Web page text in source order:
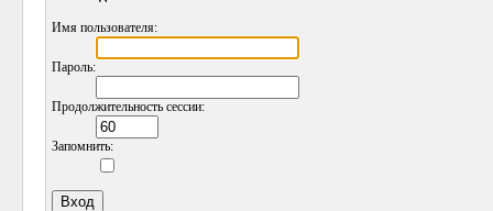
Имя пользователя:
Пароль:
Продолжительность сессии:
Запомнить: